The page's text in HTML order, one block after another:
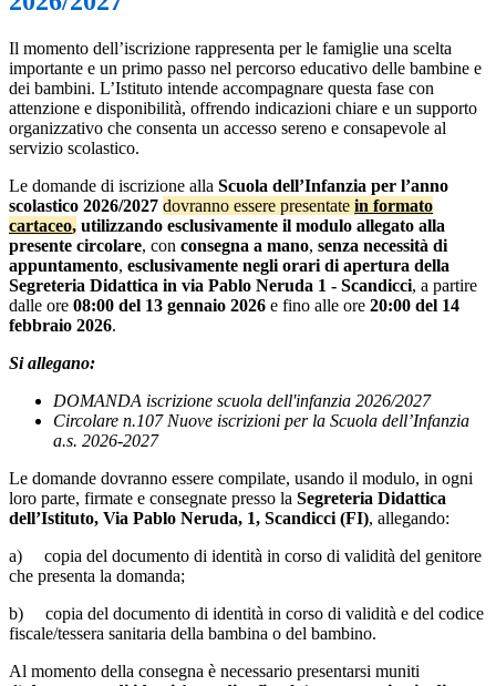
Il momento dell’iscrizione rappresenta per le famiglie una scelta
importante e un primo passo nel percorso educativo delle bambine e
dei bambini. L’Istituto intende accompagnare questa fase con
attenzione e disponibilità, offrendo indicazioni chiare e un supporto
organizzativo che consenta un accesso sereno e consapevole al
servizio scolastico.
Le domande di iscrizione alla Scuola dell’Infanzia per l’anno
scolastico 2026/2027 dovranno essere presentate in formato
cartaceo, utilizzando esclusivamente il modulo allegato alla
presente circolare, con consegna a mano, senza necessità di
appuntamento, esclusivamente negli orari di apertura della
Segreteria Didattica in via Pablo Neruda 1 - Scandicci, a partire
dalle ore 08:00 del 13 gennaio 2026 e fino alle ore 20:00 del 14
febbraio 2026.
Si allegano:
DOMANDA iscrizione scuola dell'infanzia 2026/2027
Circolare n.107 Nuove iscrizioni per la Scuola dell’Infanzia
a.s. 2026-2027
Le domande dovranno essere compilate, usando il modulo, in ogni
loro parte, firmate e consegnate presso la Segreteria Didattica
dell’Istituto, Via Pablo Neruda, 1, Scandicci (FI), allegando:
a) copia del documento di identità in corso di validità del genitore
che presenta la domanda;
b) copia del documento di identità in corso di validità e del codice
fiscale/tessera sanitaria della bambina o del bambino.
Al momento della consegna è necessario presentarsi muniti